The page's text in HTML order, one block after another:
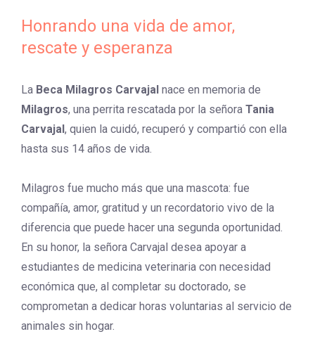
Honrando una vida de amor,
rescate y esperanza
La Beca Milagros Carvajal nace en memoria de
Milagros, una perrita rescatada por la señora Tania
Carvajal, quien la cuidó, recuperó y compartió con ella
hasta sus 14 años de vida.
Milagros fue mucho más que una mascota: fue
compañía, amor, gratitud y un recordatorio vivo de la
diferencia que puede hacer una segunda oportunidad.
En su honor, la señora Carvajal desea apoyar a
estudiantes de medicina veterinaria con necesidad
económica que, al completar su doctorado, se
comprometan a dedicar horas voluntarias al servicio de
animales sin hogar.